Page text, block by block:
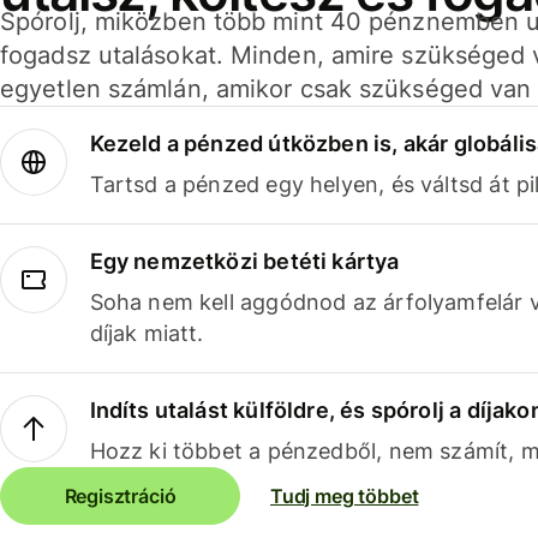
Spórolj, miközben több mint 40 pénznemben
fogadsz utalásokat. Minden, amire szükséged
egyetlen számlán, amikor csak szükséged van
Kezeld a pénzed útközben is, akár
Tartsd a pénzed egy helyen, és váltsd át
Egy nemzetközi betéti kártya
Soha nem kell aggódnod az árfolyamfelár
díjak miatt.
Indíts utalást külföldre, és spórolj a
Hozz ki többet a pénzedből, nem számít,
Regisztráció Tudj meg többet